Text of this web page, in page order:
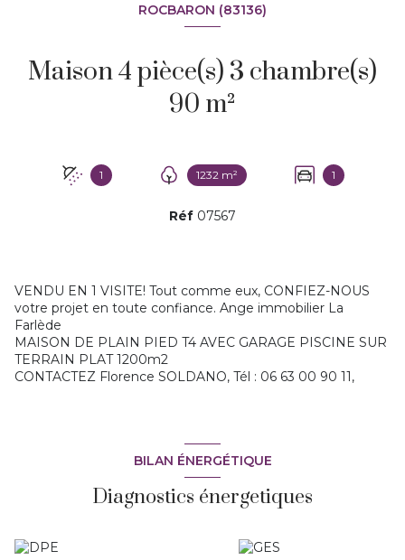
ROCBARON (83136)
Maison 4 pièce(s) 3 chambre(s)
90 m²
1 1232 m² 1
Réf 07567
VENDU EN 1 VISITE! Tout comme eux, CONFIEZ-NOUS
votre projet en toute confiance. Ange immobilier La
Farlède
MAISON DE PLAIN PIED T4 AVEC GARAGE PISCINE SUR
TERRAIN PLAT 1200m2
CONTACTEZ Florence SOLDANO, Tél : 06 63 00 90 11,
BILAN ÉNERGÉTIQUE
Diagnostics énergetiques